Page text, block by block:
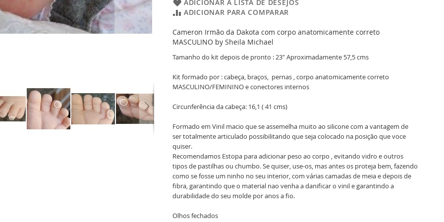
ADICIONAR À LISTA DE DESEJOS
ADICIONAR PARA COMPARAR
Cameron Irmão da Dakota com corpo anatomicamente correto
MASCULINO by Sheila Michael
Tamanho do kit depois de pronto : 23" Aproximadamente 57,5 cms
Kit formado por : cabeça, braços, pernas , corpo anatomicamente correto
MASCULINO/FEMININO e conectores internos
Circunferência da cabeça: 16,1 ( 41 cms)
Formado em Vinil macio que se assemelha muito ao silicone com a vantagem de
ser totalmente articulado possibilitando que seja colocado na posição que voce
quiser.
Recomendamos Estopa para adicionar peso ao corpo , evitando vidro e outros
tipos de pastilhas ou chumbo. Se quiser, use-os, mas antes os proteja bem, fazendo
como se fosse um ninho no seu interior, com várias camadas de meia e depois de
fibra, garantindo que o material nao venha a danificar o vinil e garantindo a
durabilidade do seu molde por anos a fio.
Olhos fechados